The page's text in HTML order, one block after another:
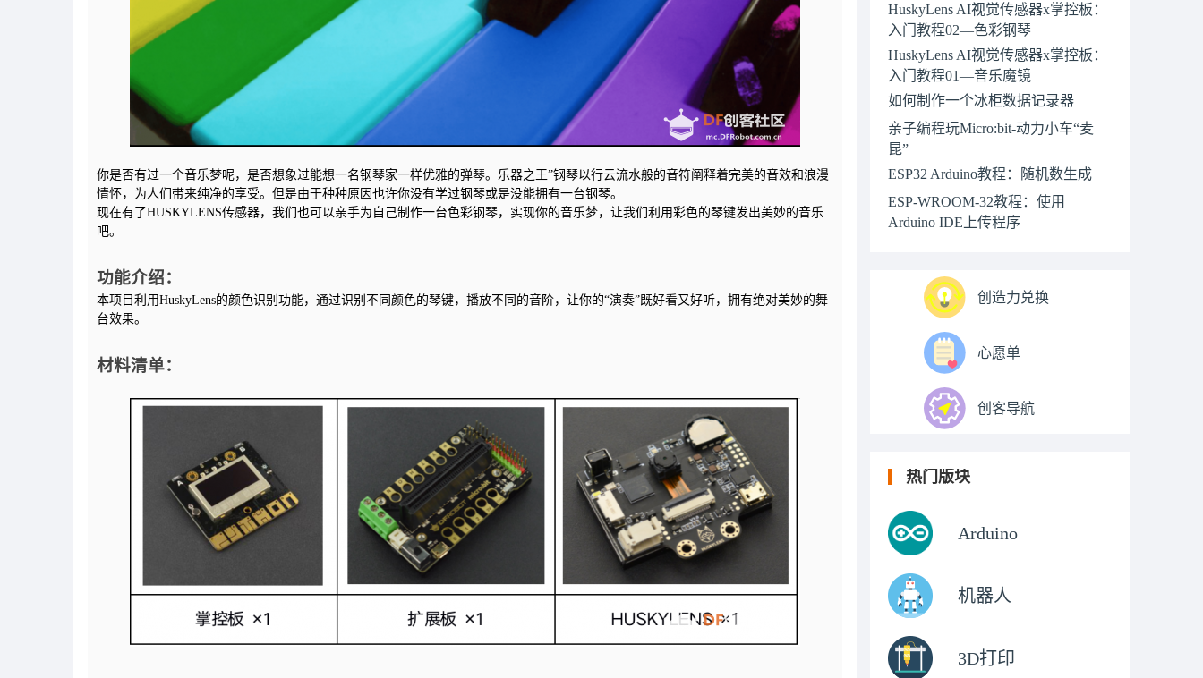
你是否有过一个音乐梦呢，是否想象过能想一名钢琴家一样优雅的弹琴。乐器之王”钢琴以行云流水般的音符阐释着完美的音效和浪漫
情怀，为人们带来纯净的享受。但是由于种种原因也许你没有学过钢琴或是没能拥有一台钢琴。
现在有了HUSKYLENS传感器，我们也可以亲手为自己制作一台色彩钢琴，实现你的音乐梦，让我们利用彩色的琴键发出美妙的音乐
吧。
功能介绍：
本项目利用HuskyLens的颜色识别功能，通过识别不同颜色的琴键，播放不同的音阶，让你的“演奏”既好看又好听，拥有绝对美妙的舞
台效果。
材料清单：
HuskyLens AI视觉传感器x掌控板：
入门教程02—色彩钢琴
HuskyLens AI视觉传感器x掌控板：
入门教程01—音乐魔镜
如何制作一个冰柜数据记录器
亲子编程玩Micro:bit-动力小车“麦
昆”
ESP32 Arduino教程：随机数生成
ESP-WROOM-32教程：使用
Arduino IDE上传程序
创造力兑换
心愿单
创客导航
热门版块
Arduino
机器人
3D打印